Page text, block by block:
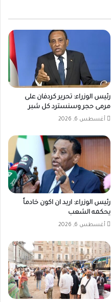
رئيس الوزراء: تحرير كردفان على
مرمى حجر وسنسترد كل شبر
أغسطس 6, 2026
رئيس الوزراء: اريد ان اكون خادماً
يحكمه الشعب
أغسطس 6, 2026